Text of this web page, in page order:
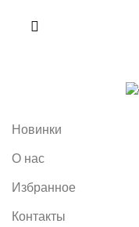
Новинки
О нас
Избранное
Контакты